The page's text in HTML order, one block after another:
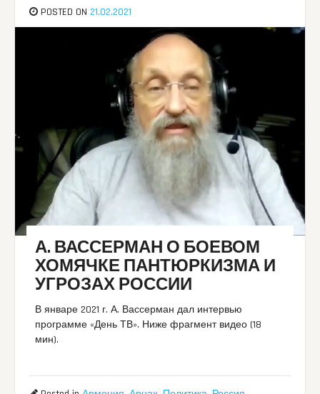
POSTED ON 21.02.2021
А. ВАССЕРМАН О БОЕВОМ
ХОМЯЧКЕ ПАНТЮРКИЗМА И
УГРОЗАХ РОССИИ
В январе 2021 г. А. Вассерман дал интервью
программе «День ТВ». Ниже фрагмент видео (18
мин).